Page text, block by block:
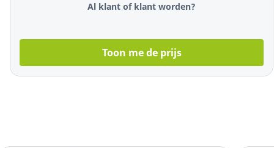
Al klant of klant worden?
Toon me de prijs